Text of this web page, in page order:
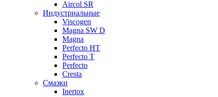
Aircol SR
Индустриальные
Viscogen
Magna SW D
Magna
Perfecto HT
Perfecto T
Perfecto
Cresta
Смазки
Inertox